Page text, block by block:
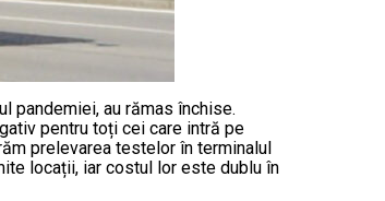
pandemiei, au rămas închise.
pentru toți cei care intră pe
prelevarea testelor în terminalul
locații, iar costul lor este dublu în